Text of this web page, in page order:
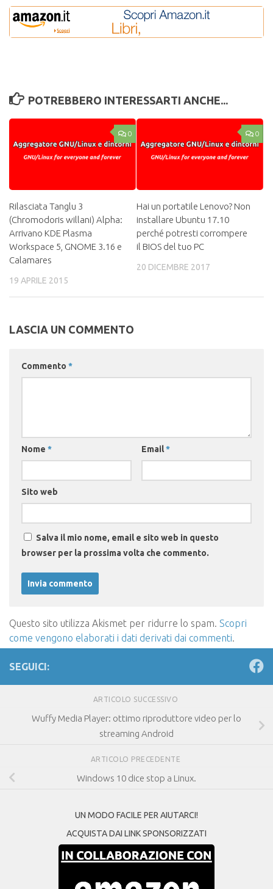
POTREBBERO INTERESSARTI ANCHE...
0
Rilasciata Tanglu 3
(Chromodoris willani) Alpha:
Arrivano KDE Plasma
Workspace 5, GNOME 3.16 e
Calamares
19 APRILE 2015
0
Hai un portatile Lenovo? Non
installare Ubuntu 17.10
perché potresti corrompere
il BIOS del tuo PC
20 DICEMBRE 2017
LASCIA UN COMMENTO
Commento *
Nome * Email*
Sito web
Salva il mio nome, email e sito web in questo
browser per la prossima volta che commento.
Questo sito utilizza Akismet per ridurre lo spam. Scopri
come vengono elaborati i dati derivati dai commenti.
SEGUICI:
ARTICOLO SUCCESSIVO
Wuffy Media Player: ottimo riproduttore video per lo
streaming Android
ARTICOLO PRECEDENTE
Windows 10 dice stop a Linux.
UN MODO FACILE PER AIUTARCI!
ACQUISTA DAI LINK SPONSORIZZATI